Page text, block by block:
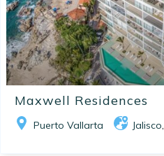
Maxwell Residences
Puerto Vallarta Jalisco,